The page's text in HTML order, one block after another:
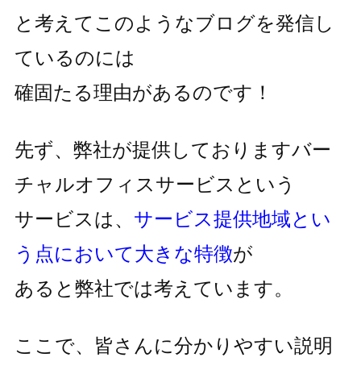
と考えてこのようなブログを発信し
ているのには
確固たる理由があるのです！
先ず、弊社が提供しておりますバー
チャルオフィスサービスという
サービスは、 サービス提供地域とい
う点において大きな特徴が
あると弊社では考えています。
ここで、皆さんに分かりやすい説明